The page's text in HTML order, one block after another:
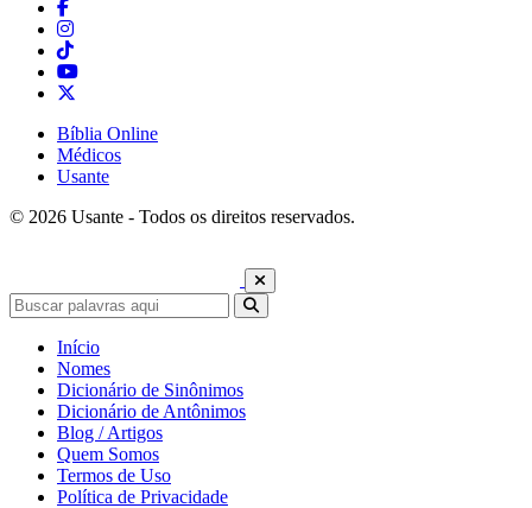
Bíblia Online
Médicos
Usante
© 2026 Usante - Todos os direitos reservados.
Início
Nomes
Dicionário de Sinônimos
Dicionário de Antônimos
Blog / Artigos
Quem Somos
Termos de Uso
Política de Privacidade